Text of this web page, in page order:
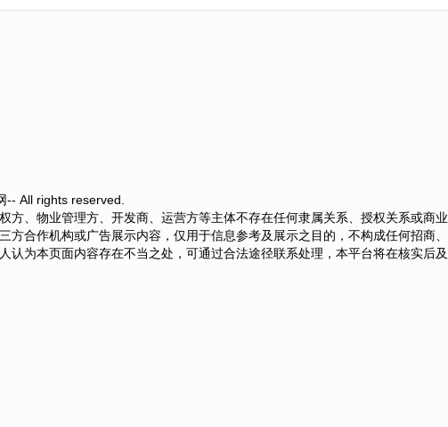
All rights reserved.
、物业管理方、开发商、运营方等主体不存在任何隶属关系、授权关系或商业
合作机构或广告展示内容，仅用于信息参考及展示之目的，不构成任何招商、
为本页面内容存在不当之处，可通过合法途径联系处理，本平台将在核实后及